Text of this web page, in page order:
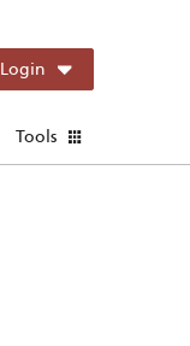
Login
Tools